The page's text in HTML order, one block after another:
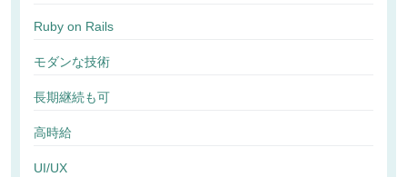
Ruby on Rails
モダンな技術
長期継続も可
高時給
UI/UX